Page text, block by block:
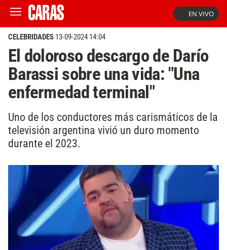
EN VIVO
CELEBRIDADES 13-09-2024 14:04
El doloroso descargo de Darío
Barassi sobre una vida: "Una
enfermedad terminal"
Uno de los conductores más carismáticos de la
televisión argentina vivió un duro momento
durante el 2023.